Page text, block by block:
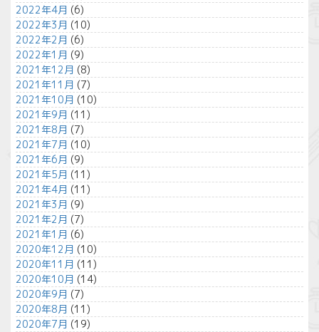
2022年4月 (6)
2022年3月 (10)
2022年2月 (6)
2022年1月 (9)
2021年12月 (8)
2021年11月 (7)
2021年10月 (10)
2021年9月 (11)
2021年8月 (7)
2021年7月 (10)
2021年6月 (9)
2021年5月 (11)
2021年4月 (11)
2021年3月 (9)
2021年2月 (7)
2021年1月 (6)
2020年12月 (10)
2020年11月 (11)
2020年10月 (14)
2020年9月 (7)
2020年8月 (11)
2020年7月 (19)